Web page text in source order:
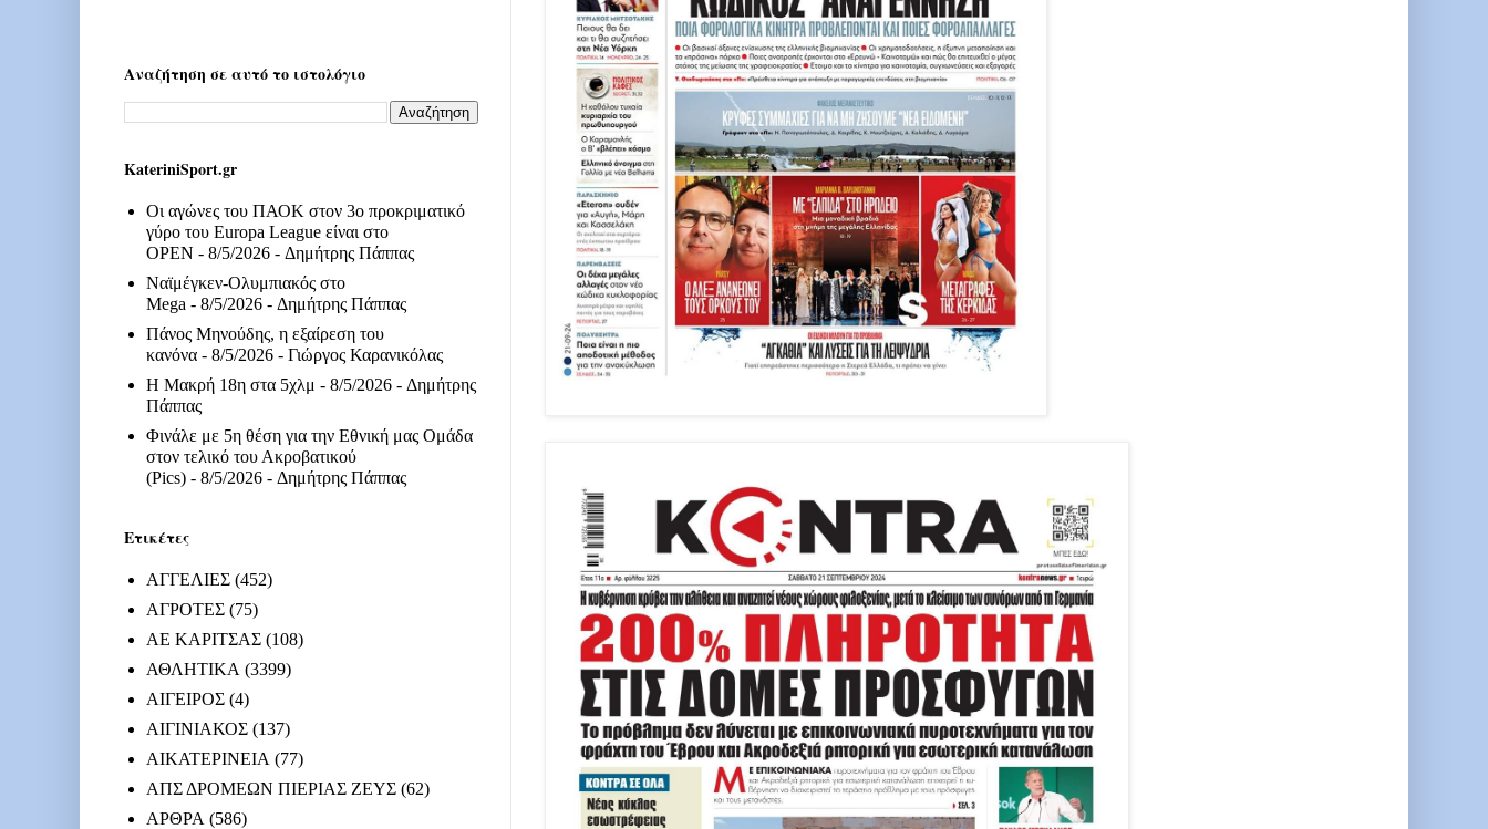
Αναζήτηση σε αυτό το ιστολόγιο
KateriniSport.gr
Οι αγώνες του ΠΑΟΚ στον 3ο προκριματικό
γύρο του Europa League είναι στο
OPEN - 8/5/2026 - Δημήτρης Πάππας
Ναϊμέγκεν-Ολυμπιακός στο
Mega - 8/5/2026 - Δημήτρης Πάππας
Πάνος Μηνούδης, η εξαίρεση του
κανόνα - 8/5/2026 - Γιώργος Καρανικόλας
Η Μακρή 18η στα 5χλμ - 8/5/2026 - Δημήτρης
Πάππας
Φινάλε με 5η θέση για την Εθνική μας Ομάδα
στον τελικό του Ακροβατικού
(Pics) - 8/5/2026 - Δημήτρης Πάππας
Ετικέτες
ΑΓΓΕΛΙΕΣ (452)
ΑΓΡΟΤΕΣ (75)
ΑΕ ΚΑΡΙΤΣΑΣ (108)
ΑΘΛΗΤΙΚΑ (3399)
ΑΙΓΕΙΡΟΣ (4)
ΑΙΓΙΝΙΑΚΟΣ (137)
ΑΙΚΑΤΕΡΙΝΕΙΑ (77)
ΑΠΣ ΔΡΟΜΕΩΝ ΠΙΕΡΙΑΣ ΖΕΥΣ (62)
ΑΡΘΡΑ (586)